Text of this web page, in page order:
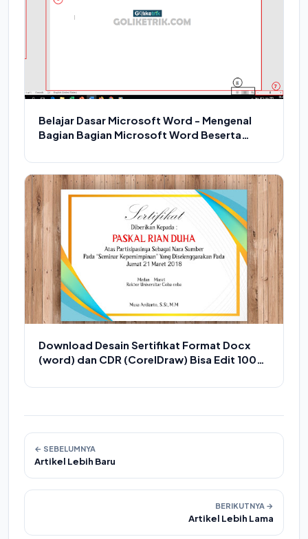
Belajar Dasar Microsoft Word - Mengenal
Bagian Bagian Microsoft Word Beserta
Download Desain Sertifikat Format Docx
(word) dan CDR (CorelDraw) Bisa Edit 100%
← SEBELUMNYA
Artikel Lebih Baru
BERIKUTNYA →
Artikel Lebih Lama